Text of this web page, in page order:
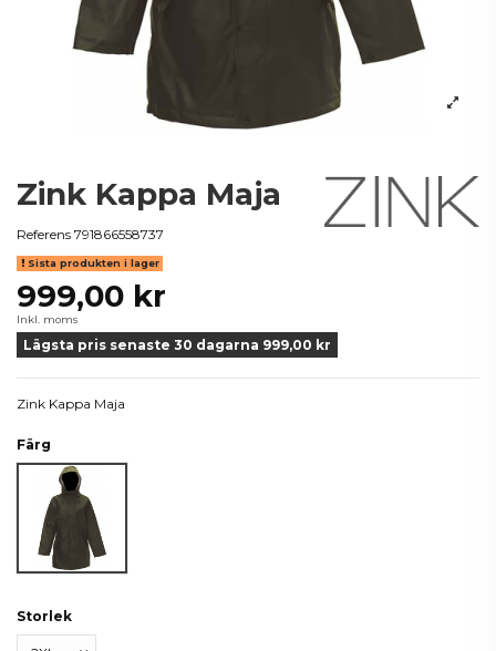
Zink Kappa Maja
Referens 791866558737
Sista produkten i lager
999,00 kr
Inkl. moms
Lägsta pris senaste 30 dagarna 999,00 kr
Zink Kappa Maja
Färg
Grön
Storlek